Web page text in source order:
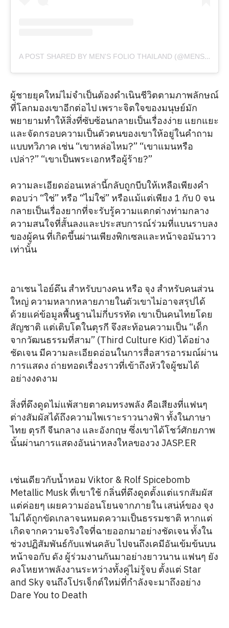
A POST SHARED BY MEN'S FOLIO THAILAND (@MENSFOLIOTH)
ผู้ชายยุคใหม่ไม่จำเป็นต้องดำเนินชีวิตตามภาพลักษณ์
ที่โลกมองเขาอีกต่อไป เพราะจิตใจของมนุษย์มัก
พยายามทำให้สิ่งที่ซับซ้อนกลายเป็นเรื่องง่าย แยกแยะ
และจัดกรอบความเป็นตัวตนของเขาให้อยู่ในคำถาม
แบบทวิภาค เช่น “เขาหล่อไหม?” “เขาแมนหรือ
เปล่า?” “เขาเป็นพระเอกหรือผู้ร้าย?”
ความละเอียดอ่อนเหล่านี้กลับถูกบีบให้เหลือเพียงคำ
ตอบว่า “ใช่” หรือ “ไม่ใช่” หรือแม้แต่เพียง 1 กับ 0 จน
กลายเป็นเรื่องยากที่จะรับรู้ความแตกต่างท่ามกลาง
ความสนใจที่สั้นลงและประสบการณ์ร่วมที่แบนราบลง
ของผู้คน ที่เกิดขึ้นผ่านเพียงพิกเซลและหน้าจอมันวาว
เท่านั้น
อาเชน ไอย์ดึน สำหรับบางคน หรือ จุง สำหรับคนส่วน
ใหญ่ ความหลากหลายภายในตัวเขาไม่อาจสรุปได้
ด้วยแค่ข้อมูลพื้นฐานไม่กี่บรรทัด เขาเป็นคนไทยโดย
สัญชาติ แต่เติบโตในตุรกี จึงสะท้อนความเป็น “เด็ก
จากวัฒนธรรมที่สาม” (Third Culture Kid) ได้อย่าง
ชัดเจน มีความละเอียดอ่อนในการสื่อสารอารมณ์ผ่าน
การแสดง ถ่ายทอดเรื่องราวที่เข้าถึงหัวใจผู้ชมได้
อย่างงดงาม
สิ่งที่ดึงดูดไม่แพ้สายตาคมทรงพลัง คือเสียงที่แฟนๆ
ต่างสัมผัสได้ถึงความไพเราะราวนางฟ้า ทั้งในภาษา
ไทย ตุรกี จีนกลาง และอังกฤษ ซึ่งเขาได้โชว์ศักยภาพ
นั้นผ่านการแสดงอันน่าหลงใหลของวง JASP.ER
เช่นเดียวกับน้ำหอม Viktor & Rolf Spicebomb
Metallic Musk ที่เขาใช้ กลิ่นที่ดึงดูดตั้งแต่แรกสัมผัส
แต่ค่อยๆ เผยความอ่อนโยนจากภายใน เสน่ห์ของ จุง
ไม่ได้ถูกขัดเกลาจนหมดความเป็นธรรมชาติ หากแต่
เกิดจากความจริงใจที่ฉายออกมาอย่างชัดเจน ทั้งใน
ช่วงปฏิสัมพันธ์กับแฟนคลับ ไปจนถึงเคมีอันเข้มข้นบน
หน้าจอกับ ดัง ผู้ร่วมงานกันมาอย่างยาวนาน แฟนๆ ยัง
คงโหยหาพลังงานระหว่างทั้งคู่ไม่รู้จบ ตั้งแต่ Star
and Sky จนถึงโปรเจ็กต์ใหม่ที่กำลังจะมาถึงอย่าง
Dare You to Death